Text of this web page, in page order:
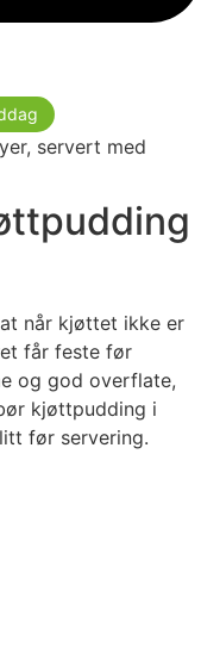
når kjøttet ikke er
får feste før
og god overflate,
kjøttpudding i
før servering.